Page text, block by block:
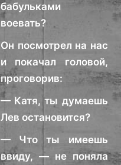
бабульками
воевать?
Он посмотрел на нас
и покачал головой,
проговорив:
— Катя, ты думаешь
Лев остановится?
— Что ты имеешь
ввиду, — не поняла